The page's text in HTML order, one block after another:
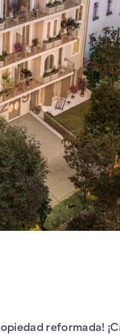
reformada!